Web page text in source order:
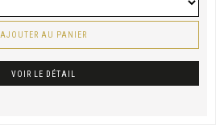
AJOUTER AU PANIER
VOIR LE DÉTAIL